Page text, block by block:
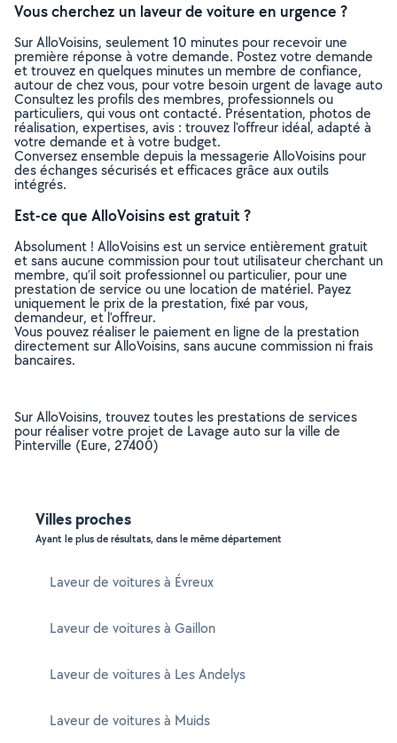
Vous cherchez un laveur de voiture en urgence ?
Sur AlloVoisins, seulement 10 minutes pour recevoir une
première réponse à votre demande. Postez votre demande
et trouvez en quelques minutes un membre de confiance,
autour de chez vous, pour votre besoin urgent de lavage auto
Consultez les profils des membres, professionnels ou
particuliers, qui vous ont contacté. Présentation, photos de
réalisation, expertises, avis : trouvez l'offreur idéal, adapté à
votre demande et à votre budget.
Conversez ensemble depuis la messagerie AlloVoisins pour
des échanges sécurisés et efficaces grâce aux outils
intégrés.
Est-ce que AlloVoisins est gratuit ?
Absolument ! AlloVoisins est un service entièrement gratuit
et sans aucune commission pour tout utilisateur cherchant un
membre, qu’il soit professionnel ou particulier, pour une
prestation de service ou une location de matériel. Payez
uniquement le prix de la prestation, fixé par vous,
demandeur, et l’offreur.
Vous pouvez réaliser le paiement en ligne de la prestation
directement sur AlloVoisins, sans aucune commission ni frais
bancaires.
Sur AlloVoisins, trouvez toutes les prestations de services
pour réaliser votre projet de Lavage auto sur la ville de
Pinterville (Eure, 27400)
Villes proches
Ayant le plus de résultats, dans le même département
Laveur de voitures à Évreux
Laveur de voitures à Gaillon
Laveur de voitures à Les Andelys
Laveur de voitures à Muids